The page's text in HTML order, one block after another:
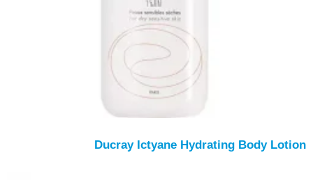
Ducray Ictyane Hydrating Body Lotion